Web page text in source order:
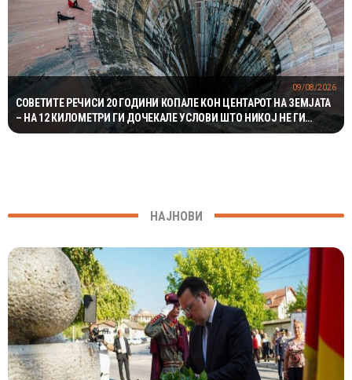
СОВЕТИТЕ РЕЧИСИ 20 ГОДИНИ КОПАЛЕ КОН ЦЕНТАРОТ НА ЗЕМЈАТА
– НА 12 КИЛОМЕТРИ ГИ ДОЧЕКАЛЕ УСЛОВИ ШТО НИКОЈ НЕ ГИ
ОЧЕКУВАЛ
09/08/2026
НАЈНОВИ